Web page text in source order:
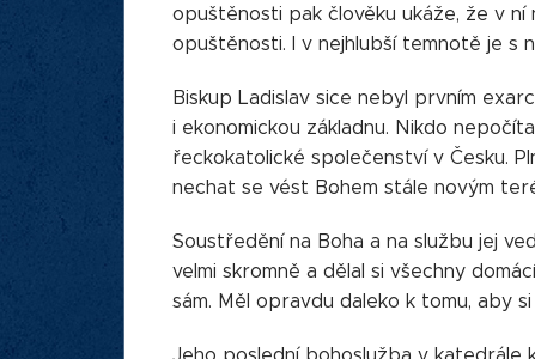
opuštěnosti pak člověku ukáže, že v
opuštěnosti. I v nejhlubší temnotě je s
Biskup Ladislav sice nebyl prvním
i ekonomickou základnu. Nikdo
řeckokatolické společenství v Česku.
nechat se vést Bohem stále novým
Soustředění na Boha a na službu jej
velmi skromně a dělal si všechny
sám. Měl opravdu daleko k tomu, aby